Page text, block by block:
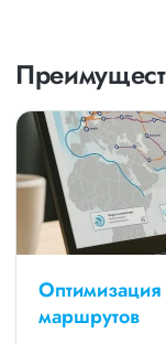
Оптимизация
маршрутов